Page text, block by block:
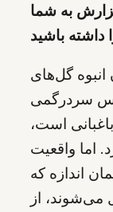
به شما
گل‌های
سردرگمی
است،
اما واقعیت
اندازه که
از